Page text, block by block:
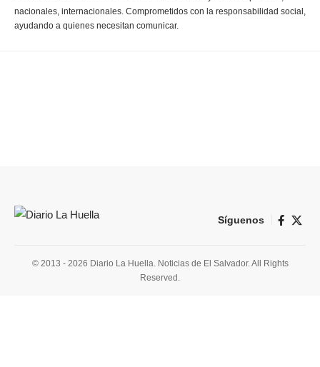
nacionales, internacionales. Comprometidos con la responsabilidad social,
ayudando a quienes necesitan comunicar.
Síguenos
© 2013 - 2026 Diario La Huella. Noticias de El Salvador. All Rights
Reserved.